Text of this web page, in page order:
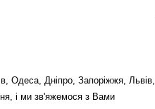
Одеса, Дніпро, Запоріжжя, Львів,
і ми зв'яжемося з Вами